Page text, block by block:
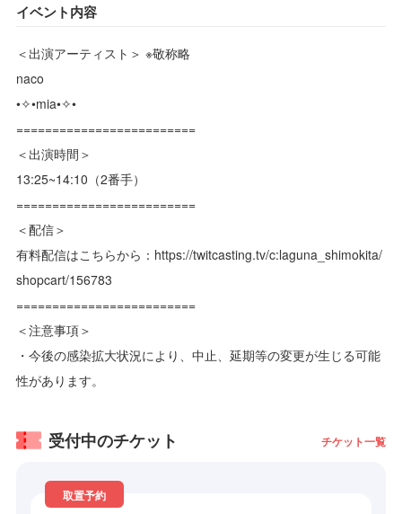
イベント内容
＜出演アーティスト＞ ※敬称略
naco
‎•✧•mia‎•✧•
=========================
＜出演時間＞
13:25~14:10（2番手）
=========================
＜配信＞
有料配信はこちらから：https://twitcasting.tv/c:laguna_shimokita/
shopcart/156783
=========================
＜注意事項＞
・今後の感染拡大状況により、中止、延期等の変更が生じる可能
性があります。
受付中のチケット チケット一覧
取置予約